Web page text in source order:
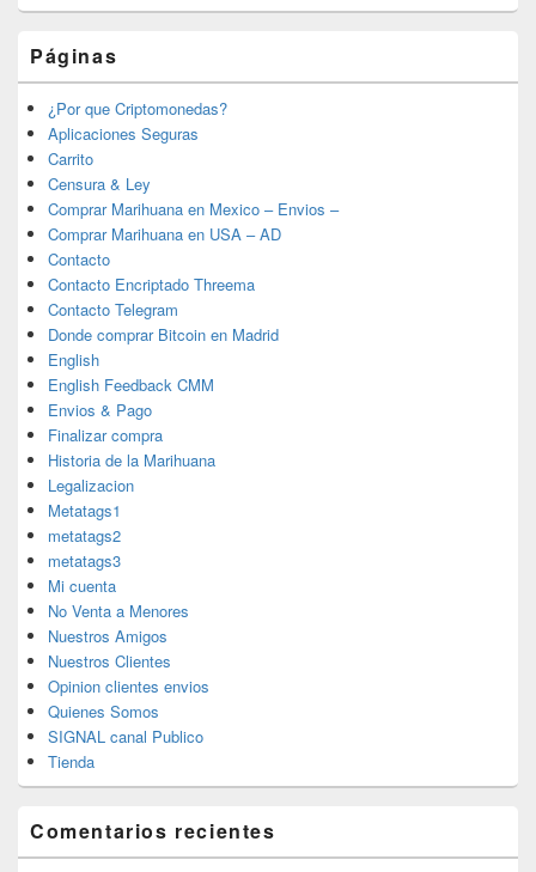
Páginas
¿Por que Criptomonedas?
Aplicaciones Seguras
Carrito
Censura & Ley
Comprar Marihuana en Mexico – Envios –
Comprar Marihuana en USA – AD
Contacto
Contacto Encriptado Threema
Contacto Telegram
Donde comprar Bitcoin en Madrid
English
English Feedback CMM
Envios & Pago
Finalizar compra
Historia de la Marihuana
Legalizacion
Metatags1
metatags2
metatags3
Mi cuenta
No Venta a Menores
Nuestros Amigos
Nuestros Clientes
Opinion clientes envios
Quienes Somos
SIGNAL canal Publico
Tienda
Comentarios recientes